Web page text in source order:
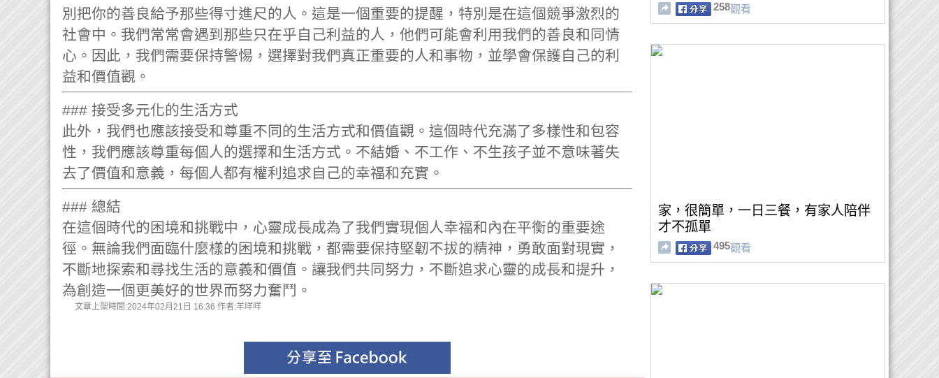
別把你的善良給予那些得寸進尺的人。這是一個重要的提醒，特別是在這個競爭激烈的
社會中。我們常常會遇到那些只在乎自己利益的人，他們可能會利用我們的善良和同情
心。因此，我們需要保持警惕，選擇對我們真正重要的人和事物，並學會保護自己的利
益和價值觀。
### 接受多元化的生活方式
此外，我們也應該接受和尊重不同的生活方式和價值觀。這個時代充滿了多樣性和包容
性，我們應該尊重每個人的選擇和生活方式。不結婚、不工作、不生孩子並不意味著失
去了價值和意義，每個人都有權利追求自己的幸福和充實。
### 總結
在這個時代的困境和挑戰中，心靈成長成為了我們實現個人幸福和內在平衡的重要途
徑。無論我們面臨什麼樣的困境和挑戰，都需要保持堅韌不拔的精神，勇敢面對現實，
不斷地探索和尋找生活的意義和價值。讓我們共同努力，不斷追求心靈的成長和提升，
為創造一個更美好的世界而努力奮鬥。
文章上架時間:2024年02月21日 16:36 作者:羊咩咩
258觀看
家，很簡單，一日三餐，有家人陪伴
才不孤單
495觀看